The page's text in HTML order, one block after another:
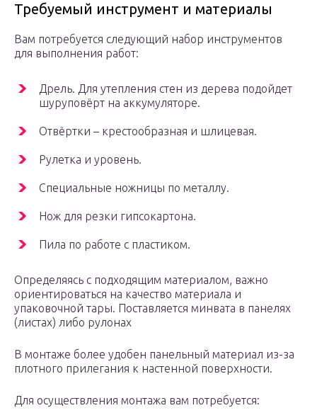
Требуемый инструмент и материалы
Вам потребуется следующий набор инструментов
для выполнения работ:
Дрель. Для утепления стен из дерева подойдет
шуруповёрт на аккумуляторе.
Отвёртки – крестообразная и шлицевая.
Рулетка и уровень.
Специальные ножницы по металлу.
Нож для резки гипсокартона.
Пила по работе с пластиком.
Определяясь с подходящим материалом, важно
ориентироваться на качество материала и
упаковочной тары. Поставляется минвата в панелях
(листах) либо рулонах
В монтаже более удобен панельный материал из-за
плотного прилегания к настенной поверхности.
Для осуществления монтажа вам потребуется: